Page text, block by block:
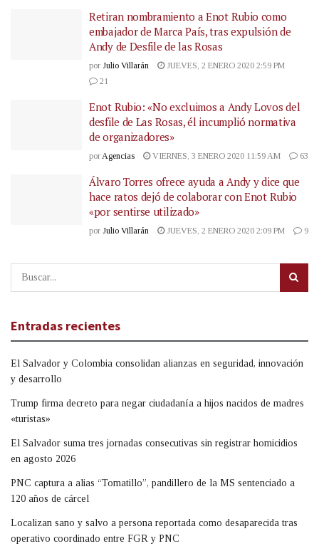
Retiran nombramiento a Enot Rubio como
embajador de Marca País, tras expulsión de
Andy de Desfile de las Rosas
por Julio Villarán
JUEVES, 2 ENERO 2020 2:59 PM
21
Enot Rubio: «No excluimos a Andy Lovos del
desfile de Las Rosas, él incumplió normativa
de organizadores»
por Agencias VIERNES, 3 ENERO 2020 11:59 AM 63
Álvaro Torres ofrece ayuda a Andy y dice que
hace ratos dejó de colaborar con Enot Rubio
«por sentirse utilizado»
por Julio Villarán JUEVES, 2 ENERO 2020 2:09 PM 9
Entradas recientes
El Salvador y Colombia consolidan alianzas en seguridad, innovación
y desarrollo
Trump firma decreto para negar ciudadanía a hijos nacidos de madres
«turistas»
El Salvador suma tres jornadas consecutivas sin registrar homicidios
en agosto 2026
PNC captura a alias “Tomatillo”, pandillero de la MS sentenciado a
120 años de cárcel
Localizan sano y salvo a persona reportada como desaparecida tras
operativo coordinado entre FGR y PNC